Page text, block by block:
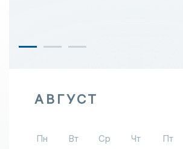
АВГУСТ
Пн Вт Ср Чт Пт